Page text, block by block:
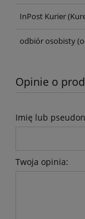
InPost Kurier
odbiór osobisty
Opinie o
Imię lub
Twoja opinia: